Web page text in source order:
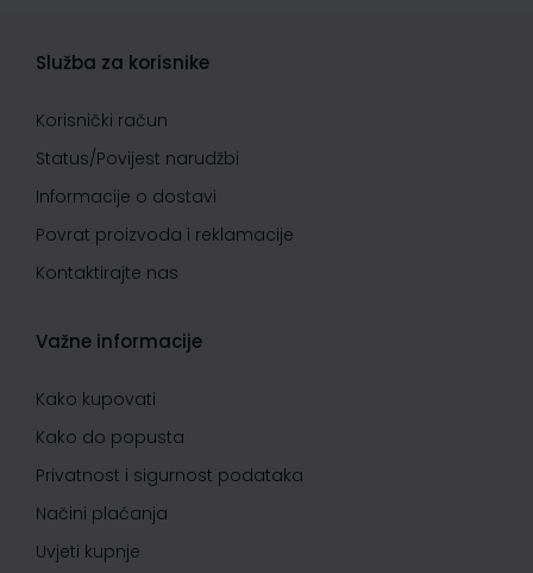
Služba za korisnike
Korisnički račun
Status/Povijest narudžbi
Informacije o dostavi
Povrat proizvoda i reklamacije
Kontaktirajte nas
Važne informacije
Kako kupovati
Kako do popusta
Privatnost i sigurnost podataka
Načini plaćanja
Uvjeti kupnje